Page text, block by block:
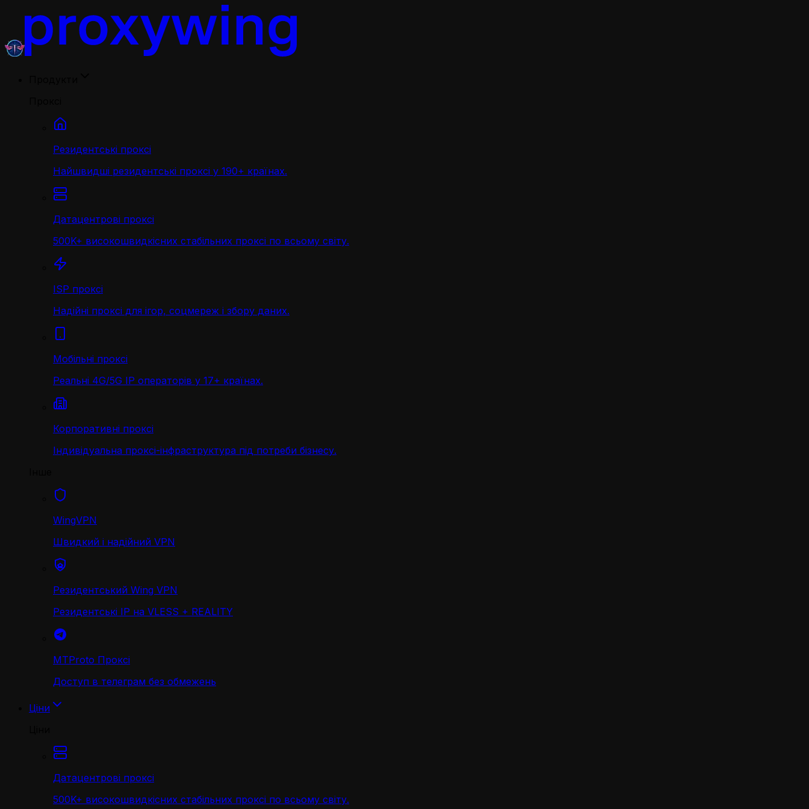
Резидентські проксі
Найшвидші резидентські проксі у 190+ країнах.
Датацентрові проксі
500K+ високошвидкісних стабільних проксі по всьому світу.
ISP проксі
Надійні проксі для ігор, соцмереж і збору даних.
Мобільні проксі
Реальні 4G/5G IP операторів у 17+ країнах.
Корпоративні проксі
Індивідуальна проксі-інфраструктура під потреби бізнесу.
WingVPN
Швидкий і надійний VPN
Резидентський Wing VPN
Резидентські IP на VLESS + REALITY
MTProto Проксі
Доступ в телеграм без обмежень
Ціни
Датацентрові проксі
500K+ високошвидкісних стабільних проксі по всьому світу.